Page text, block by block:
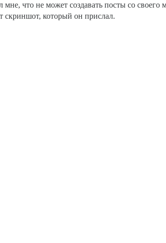
мне, что не может создавать посты со
скриншот, который он прислал.